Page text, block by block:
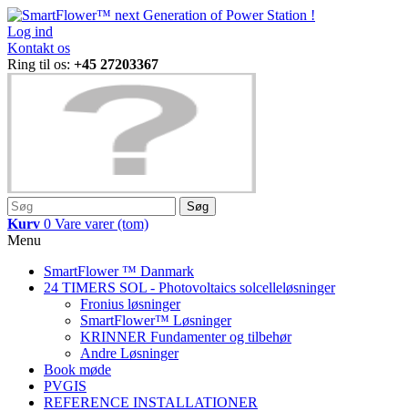
Log ind
Kontakt os
Ring til os: +45 27203367
Søg
Kurv 0 Vare varer (tom)
Menu
SmartFlower ™ Danmark
24 TIMERS SOL - Photovoltaics solcelleløsninger
Fronius løsninger
SmartFlower™ Løsninger
KRINNER Fundamenter og tilbehør
Andre Løsninger
Book møde
PVGIS
REFERENCE INSTALLATIONER